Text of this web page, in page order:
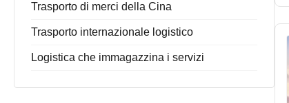
Trasporto di merci della Cina
Trasporto internazionale logistico
Logistica che immagazzina i servizi